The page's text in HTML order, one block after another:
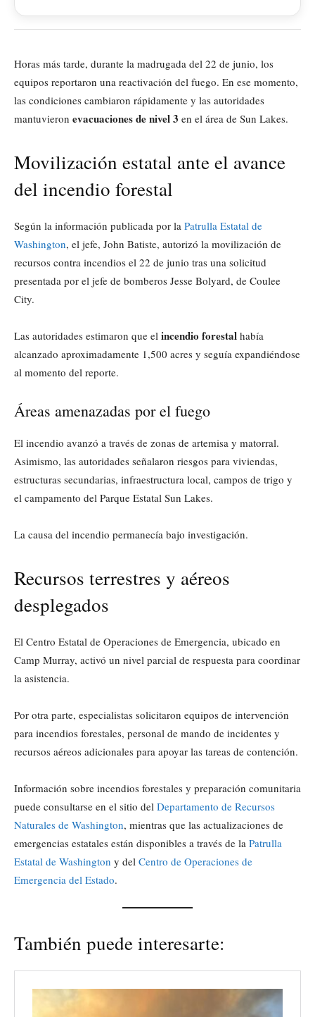
Horas más tarde, durante la madrugada del 22 de junio, los
equipos reportaron una reactivación del fuego. En ese momento,
las condiciones cambiaron rápidamente y las autoridades
mantuvieron evacuaciones de nivel 3 en el área de Sun Lakes.
Movilización estatal ante el avance
del incendio forestal
Según la información publicada por la Patrulla Estatal de
Washington, el jefe, John Batiste, autorizó la movilización de
recursos contra incendios el 22 de junio tras una solicitud
presentada por el jefe de bomberos Jesse Bolyard, de Coulee
City.
Las autoridades estimaron que el incendio forestal había
alcanzado aproximadamente 1,500 acres y seguía expandiéndose
al momento del reporte.
Áreas amenazadas por el fuego
El incendio avanzó a través de zonas de artemisa y matorral.
Asimismo, las autoridades señalaron riesgos para viviendas,
estructuras secundarias, infraestructura local, campos de trigo y
el campamento del Parque Estatal Sun Lakes.
La causa del incendio permanecía bajo investigación.
Recursos terrestres y aéreos
desplegados
El Centro Estatal de Operaciones de Emergencia, ubicado en
Camp Murray, activó un nivel parcial de respuesta para coordinar
la asistencia.
Por otra parte, especialistas solicitaron equipos de intervención
para incendios forestales, personal de mando de incidentes y
recursos aéreos adicionales para apoyar las tareas de contención.
Información sobre incendios forestales y preparación comunitaria
puede consultarse en el sitio del Departamento de Recursos
Naturales de Washington, mientras que las actualizaciones de
emergencias estatales están disponibles a través de la Patrulla
Estatal de Washington y del Centro de Operaciones de
Emergencia del Estado.
También puede interesarte: